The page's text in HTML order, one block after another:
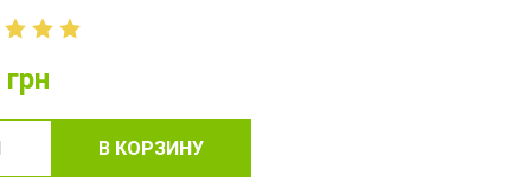
грн
В КОРЗИНУ